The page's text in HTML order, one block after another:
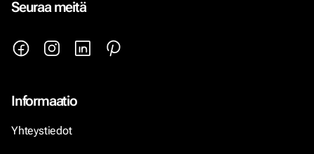
Seuraa meitä
Informaatio
Yhteystiedot